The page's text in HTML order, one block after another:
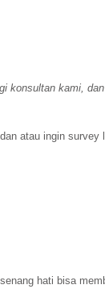
konsultan kami,
atau ingin survey
hati bisa